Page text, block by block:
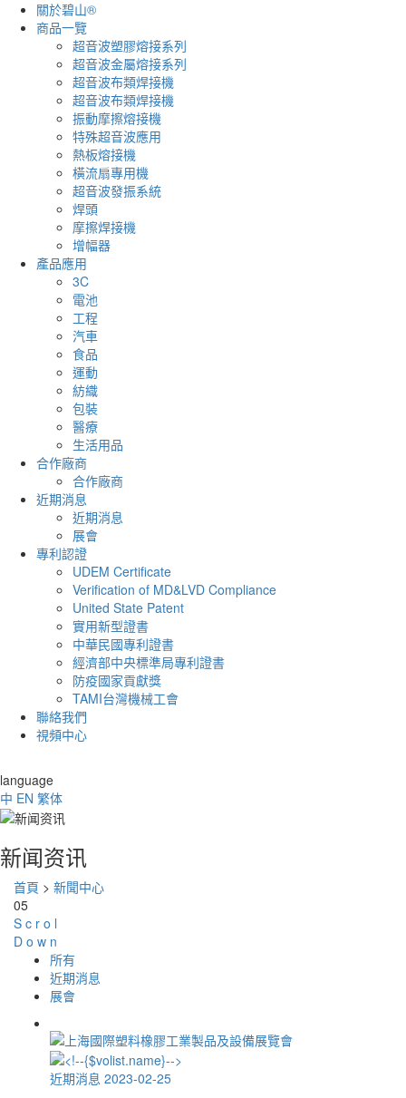
關於碧山®
商品一覽
超音波塑膠熔接系列
超音波金屬熔接系列
超音波布類焊接機
超音波布類焊接機
振動摩擦熔接機
特殊超音波應用
熱板熔接機
橫流扇專用機
超音波發振系統
焊頭
摩擦焊接機
增幅器
產品應用
3C
電池
工程
汽車
食品
運動
紡織
包裝
醫療
生活用品
合作廠商
合作廠商
近期消息
近期消息
展會
專利認證
UDEM Certificate
Verification of MD&LVD Compliance
United State Patent
實用新型證書
中華民國專利證書
經濟部中央標準局專利證書
防疫國家貢獻獎
TAMI台灣機械工會
聯絡我們
視頻中心
language
中 EN 繁体
新闻资讯
首頁 > 新聞中心
05
S c r o l
D o w n
所有
近期消息
展會
近期消息 2023-02-25